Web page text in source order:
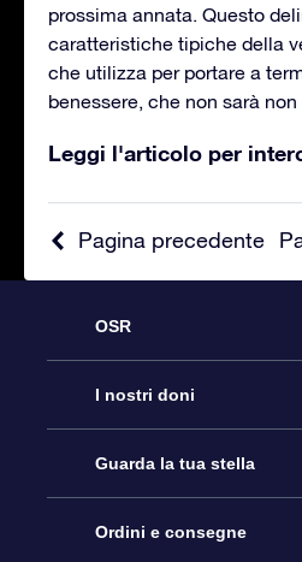
prossima annata. Questo
caratteristiche tipiche della
che utilizza per portare a
benessere, che non sarà non
Leggi l'articolo per
Pagina precedente
OSR
Assistenza
Contattaci
Blog
I nostri doni
Online Star Gift
Pacchetto regalo OSR
Guarda la tua stella
Registro stellare
Ordini e consegne